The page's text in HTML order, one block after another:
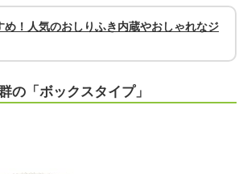
め！人気のおしりふき内蔵やおしゃれなジ
の「ボックスタイプ」